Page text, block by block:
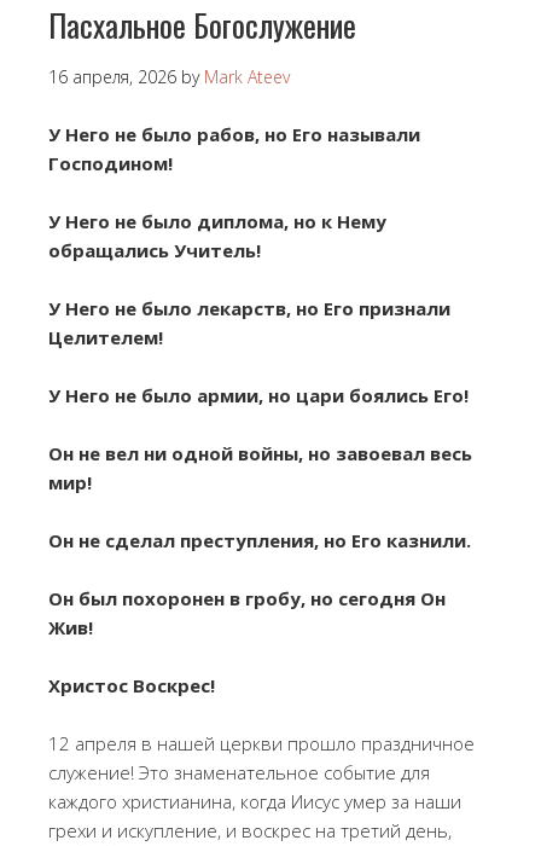
Пасхальное Богослужение
16 апреля, 2026 by Mark Ateev
У Него не было рабов, но Его называли
Господином!
У Него не было диплома, но к Нему
обращались Учитель!
У Него не было лекарств, но Его признали
Целителем!
У Него не было армии, но цари боялись Его!
Он не вел ни одной войны, но завоевал весь
мир!
Он не сделал преступления, но Его казнили.
Он был похоронен в гробу, но сегодня Он
Жив!
Христос Воскрес!
12 апреля в нашей церкви прошло праздничное
служение! Это знаменательное событие для
каждого христианина, когда Иисус умер за наши
грехи и искупление, и воскрес на третий день,